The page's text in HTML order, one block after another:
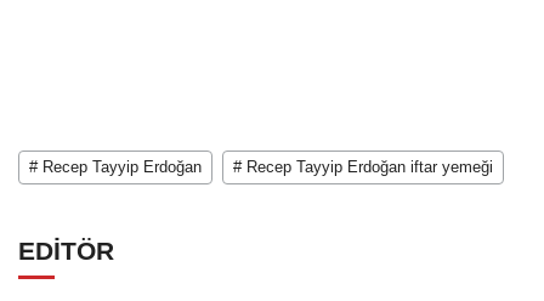
# Recep Tayyip Erdoğan # Recep Tayyip Erdoğan iftar yemeği
EDİTÖR